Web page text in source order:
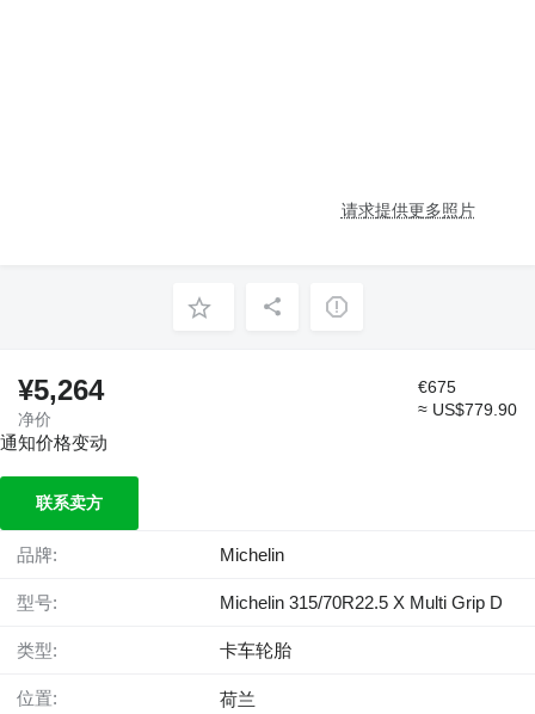
请求提供更多照片
¥5,264
净价
€675
≈ US$779.90
通知价格变动
联系卖方
品牌: Michelin
型号: Michelin 315/70R22.5 X Multi Grip D
类型: 卡车轮胎
位置:
荷兰